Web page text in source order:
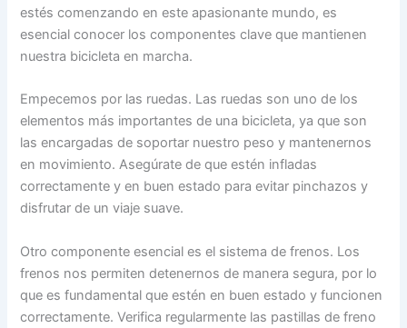
estés comenzando en este apasionante mundo, es
esencial conocer los componentes clave que mantienen
nuestra bicicleta en marcha.
Empecemos por las ruedas. Las ruedas son uno de los
elementos más importantes de una bicicleta, ya que son
las encargadas de soportar nuestro peso y mantenernos
en movimiento. Asegúrate de que estén infladas
correctamente y en buen estado para evitar pinchazos y
disfrutar de un viaje suave.
Otro componente esencial es el sistema de frenos. Los
frenos nos permiten detenernos de manera segura, por lo
que es fundamental que estén en buen estado y funcionen
correctamente. Verifica regularmente las pastillas de freno